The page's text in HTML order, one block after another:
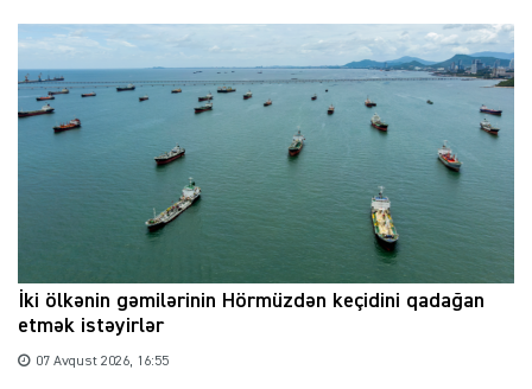
İki ölkənin gəmilərinin Hörmüzdən keçidini qadağan
etmək istəyirlər
07 Avqust 2026, 16:55